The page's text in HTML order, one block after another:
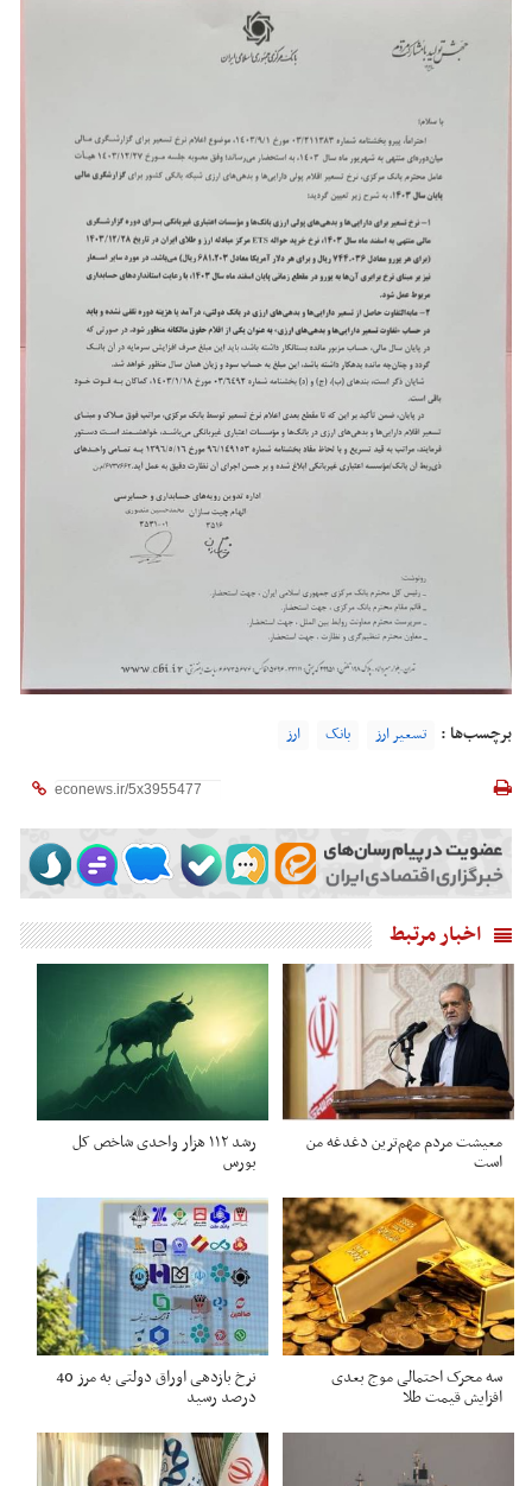
برچسب‌ها : تسعیر ارز بانک ارز
اخبار مرتبط
معیشت مردم مهم‌ترین دغدغه من
است
رشد ۱۱۲ هزار واحدی شاخص کل
بورس
سه محرک احتمالی موج بعدی
افزایش قیمت طلا
نرخ بازدهی اوراق دولتی به مرز 40
درصد رسید